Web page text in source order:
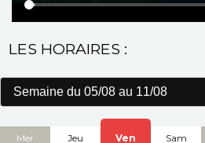
LES HORAIRES :
Mer Jeu Ven Sam